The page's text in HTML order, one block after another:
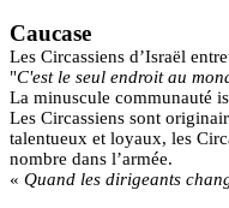
Caucase
Les Circassiens d’Israël
"C'est le seul endroit au
La minuscule communauté
Les Circassiens sont
talentueux et loyaux, les
nombre dans l’armée.
« Quand les dirigeants